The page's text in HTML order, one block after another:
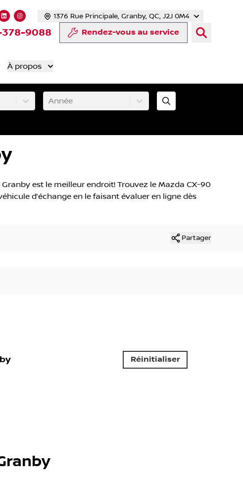
Rendez-vous au service
9088
facebook
compte Twitter
notre chaîne YouTube
vers notre compte Tiktok
Lien vers notre compte LinkedIn
Lien vers notre compte Instagram
1376 Rue Principale, Granby, QC, J2J 0M4
À propos
Année
est le meilleur endroit! Trouvez le Mazda CX-90
d’échange en le faisant évaluer en ligne dès
Partager
Réinitialiser